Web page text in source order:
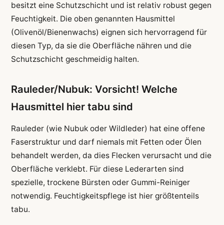
besitzt eine Schutzschicht und ist relativ robust gegen
Feuchtigkeit. Die oben genannten Hausmittel
(Olivenöl/Bienenwachs) eignen sich hervorragend für
diesen Typ, da sie die Oberfläche nähren und die
Schutzschicht geschmeidig halten.
Rauleder/Nubuk: Vorsicht! Welche
Hausmittel hier tabu sind
Rauleder (wie Nubuk oder Wildleder) hat eine offene
Faserstruktur und darf niemals mit Fetten oder Ölen
behandelt werden, da dies Flecken verursacht und die
Oberfläche verklebt. Für diese Lederarten sind
spezielle, trockene Bürsten oder Gummi-Reiniger
notwendig. Feuchtigkeitspflege ist hier größtenteils
tabu.